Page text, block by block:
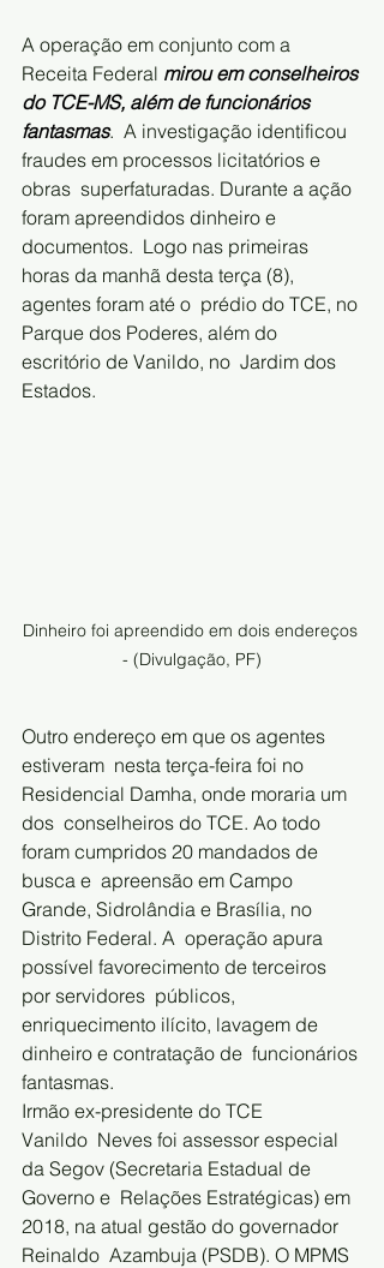
A operação em conjunto com a
Receita Federal mirou em conselheiros
do TCE-MS, além de funcionários
fantasmas.  A investigação identificou
fraudes em processos licitatórios e
obras  superfaturadas. Durante a ação
foram apreendidos dinheiro e
documentos.  Logo nas primeiras
horas da manhã desta terça (8),
agentes foram até o  prédio do TCE, no
Parque dos Poderes, além do
escritório de Vanildo, no  Jardim dos
Estados.
Dinheiro foi apreendido em dois endereços
- (Divulgação, PF)
Outro endereço em que os agentes
estiveram  nesta terça-feira foi no
Residencial Damha, onde moraria um
dos  conselheiros do TCE. Ao todo
foram cumpridos 20 mandados de
busca e  apreensão em Campo
Grande, Sidrolândia e Brasília, no
Distrito Federal. A  operação apura
possível favorecimento de terceiros
por servidores  públicos,
enriquecimento ilícito, lavagem de
dinheiro e contratação de  funcionários
fantasmas.
Irmão ex-presidente do TCE
Vanildo  Neves foi assessor especial
da Segov (Secretaria Estadual de
Governo e  Relações Estratégicas) em
2018, na atual gestão do governador
Reinaldo  Azambuja (PSDB). O MPMS